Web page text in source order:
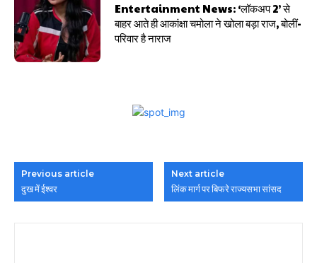
Entertainment News: ‘लॉकअप 2’ से
बाहर आते ही आकांक्षा चमोला ने खोला बड़ा राज, बोलीं-
परिवार है नाराज
Previous article
दुख में ईश्वर
Next article
लिंक मार्ग पर बिफरे राज्यसभा सांसद